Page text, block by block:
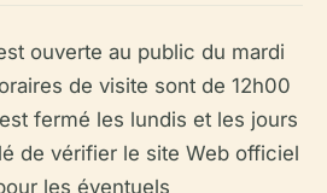
ouverte au public du mardi
de visite sont de 12h00
fermé les lundis et les jours
de vérifier le site Web officiel
les éventuels